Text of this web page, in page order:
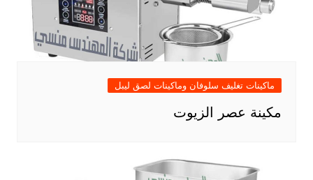
ماكينات تغليف سلوفان وماكينات لصق ليبل
مكينة عصر الزيوت